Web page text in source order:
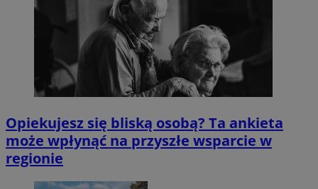
Opiekujesz się bliską osobą? Ta ankieta
może wpłynąć na przyszłe wsparcie w
regionie